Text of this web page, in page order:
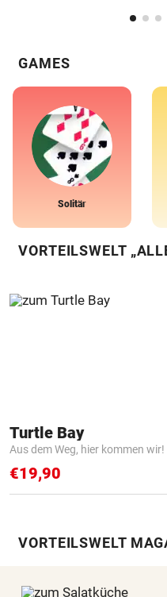
GAMES
Solitär
VORTEILSWELT
Turtle Bay
Aus dem Weg, hier kommen wir!
€19,90
VORTEILSWELT